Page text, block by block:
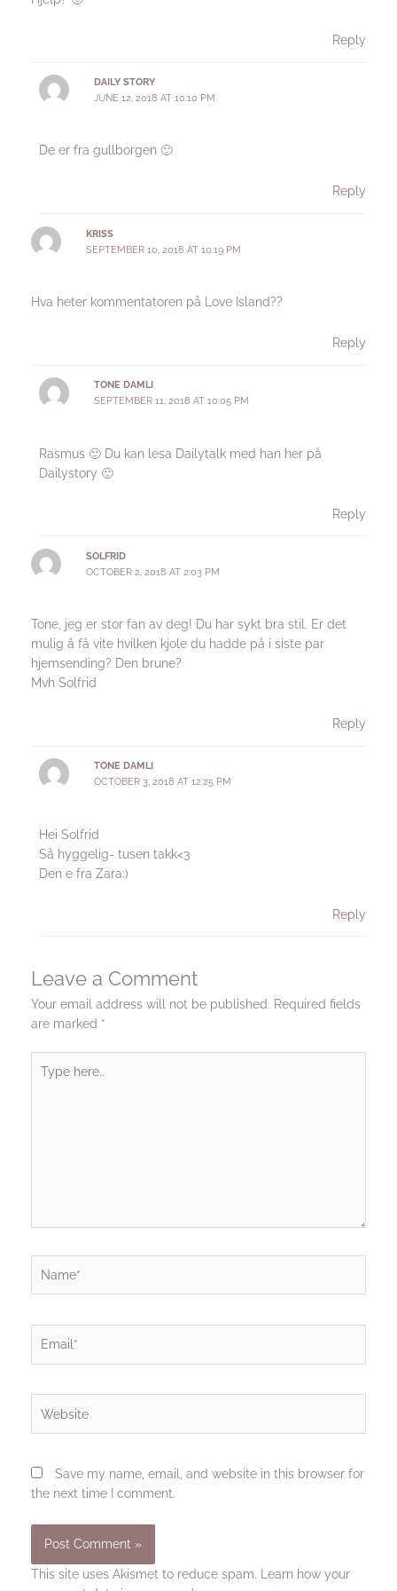
Reply
DAILY STORY
JUNE 12, 2018 AT 10:10 PM
De er fra gullborgen 🙂
Reply
KRISS
SEPTEMBER 10, 2018 AT 10:19 PM
Hva heter kommentatoren på Love Island??
Reply
TONE DAMLI
SEPTEMBER 11, 2018 AT 10:05 PM
Rasmus 🙂 Du kan lesa Dailytalk med han her på
Dailystory 🙂
Reply
SOLFRID
OCTOBER 2, 2018 AT 2:03 PM
Tone, jeg er stor fan av deg! Du har sykt bra stil. Er det
mulig å få vite hvilken kjole du hadde på i siste par
hjemsending? Den brune?
Mvh Solfrid
Reply
TONE DAMLI
OCTOBER 3, 2018 AT 12:25 PM
Hei Solfrid
Så hyggelig- tusen takk<3
Den e fra Zara:)
Reply
Leave a Comment
Your email address will not be published. Required fields
are marked *
here..
Save my name, email, and website in this browser for
the next time I comment.
This site uses Akismet to reduce spam.
Learn how your